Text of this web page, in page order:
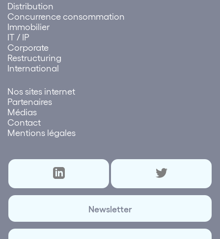
Distribution
Concurrence consommation
Immobilier
IT / IP
Corporate
Restructuring
International
Nos sites internet
Partenaires
Médias
Contact
Mentions légales
Newsletter